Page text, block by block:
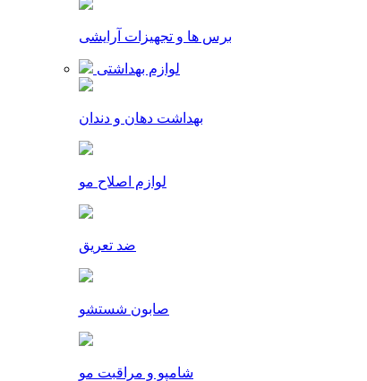
برس ها و تجهیزات آرایشی
لوازم بهداشتی
بهداشت دهان و دندان
لوازم اصلاح مو
ضد تعریق
صابون شستشو
شامپو و مراقبت مو